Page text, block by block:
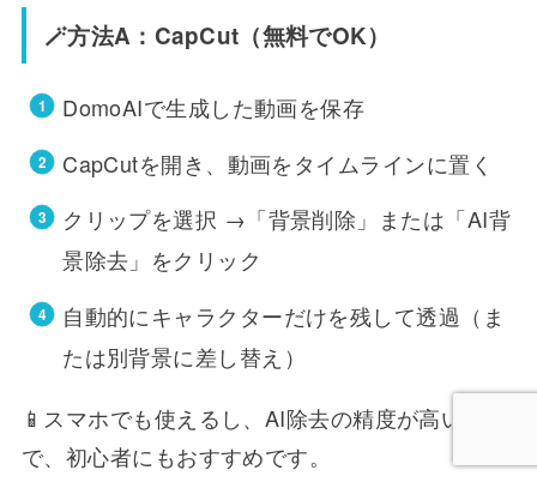
🪄方法A：CapCut（無料でOK）
DomoAIで生成した動画を保存
CapCutを開き、動画をタイムラインに置く
クリップを選択 →「背景削除」または「AI背
景除去」をクリック
自動的にキャラクターだけを残して透過（ま
たは別背景に差し替え）
📱スマホでも使えるし、AI除去の精度が高いの
で、初心者にもおすすめです。